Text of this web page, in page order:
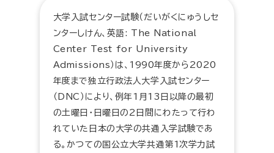
大学入試センター試験（だいがくにゅうしセ
ンターしけん、英語: The National
Center Test for University
Admissions）は、1990年度から2020
年度まで独立行政法人大学入試センター
（DNC）により、例年1月13日以降の最初
の土曜日・日曜日の2日間にわたって行わ
れていた日本の大学の共通入学試験であ
る。かつての国公立大学共通第1次学力試